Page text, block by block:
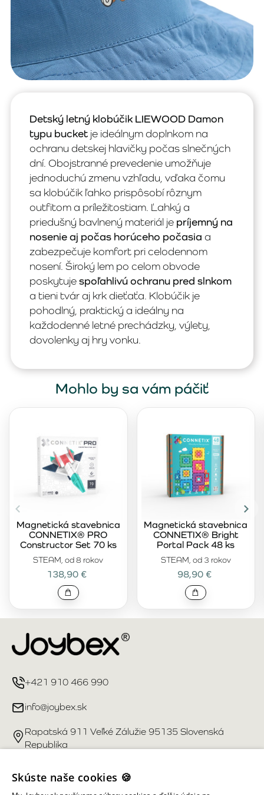
Detský letný klobúčik LIEWOOD Damon
typu bucket je ideálnym doplnkom na
ochranu detskej hlavičky počas slnečných
dní. Obojstranné prevedenie umožňuje
jednoduchú zmenu vzhľadu, vďaka čomu
sa klobúčik ľahko prispôsobí rôznym
outfitom a príležitostiam. Ľahký a
priedušný bavlnený materiál je príjemný na
nosenie aj počas horúceho počasia a
zabezpečuje komfort pri celodennom
nosení. Široký lem po celom obvode
poskytujespoľahlivú ochranu pred slnkom
a tieni tvár aj krk dieťaťa. Klobúčik je
pohodlný, praktický a ideálny na
každodenné letné prechádzky, výlety,
dovolenky aj hry vonku.
Mohlo by sa vám páčiť
STEAM, od 8 rokov
Magnetická stavebnica
CONNETIX® PRO
Constructor Set 70 ks
138,90 €
STEAM, od 3 rokov
Magnetická stavebnica
CONNETIX® Bright
Portal Pack 48 ks
98,90 €
+421 910 466 990
info@joybex.sk
Rapatská 911 Veľké Zálužie 95135 Slovenská
Republika
Užitočné odkazy
Skúste naše cookies 🍪